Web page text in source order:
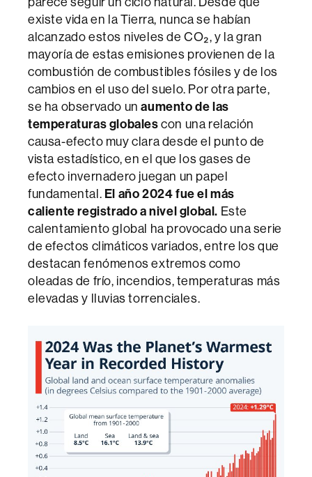
existe vida en la Tierra, nunca se habían
alcanzado estos niveles de CO₂, y la gran
mayoría de estas emisiones provienen de la
combustión de combustibles fósiles y de los
cambios en el uso del suelo. Por otra parte,
se ha observado unaumento de las
temperaturas globalescon una relación
causa-efecto muy clara desde el punto de
vista estadístico, en el que los gases de
efecto invernadero juegan un papel
fundamental. El año 2024 fue el más
caliente registrado a nivel global. Este
calentamiento global ha provocado una serie
de efectos climáticos variados, entre los que
destacan fenómenos extremos como
oleadas de frío, incendios, temperaturas más
elevadas y lluvias torrenciales.